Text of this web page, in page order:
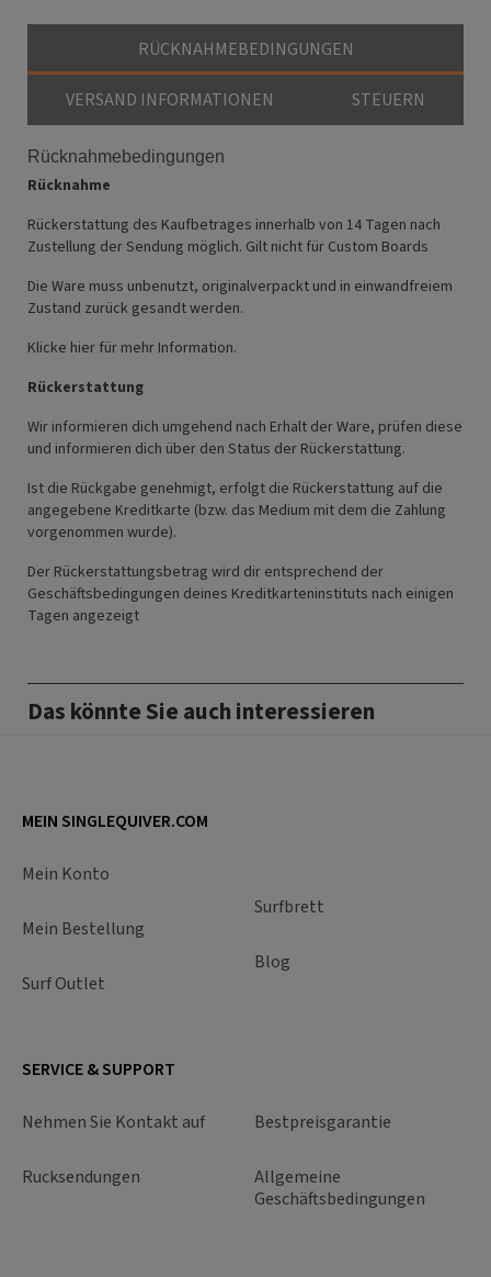
RÜCKNAHMEBEDINGUNGEN
VERSAND INFORMATIONEN STEUERN
Rücknahmebedingungen
Rücknahme
Rückerstattung des Kaufbetrages innerhalb von 14 Tagen nach
Zustellung der Sendung möglich. Gilt nicht für Custom Boards
Die Ware muss unbenutzt, originalverpackt und in einwandfreiem
Zustand zurück gesandt werden.
Klicke hier für mehr Information.
Rückerstattung
Wir informieren dich umgehend nach Erhalt der Ware, prüfen diese
und informieren dich über den Status der Rückerstattung.
Ist die Rückgabe genehmigt, erfolgt die Rückerstattung auf die
angegebene Kreditkarte (bzw. das Medium mit dem die Zahlung
vorgenommen wurde).
Der Rückerstattungsbetrag wird dir entsprechend der
Geschäftsbedingungen deines Kreditkarteninstituts nach einigen
Tagen angezeigt
Das könnte Sie auch interessieren
MEIN SINGLEQUIVER.COM
Mein Konto
Mein Bestellung
Surf Outlet
Surfbrett
Blog
SERVICE & SUPPORT
Nehmen Sie Kontakt auf
Rucksendungen
Bestpreisgarantie
Allgemeine
Geschäftsbedingungen